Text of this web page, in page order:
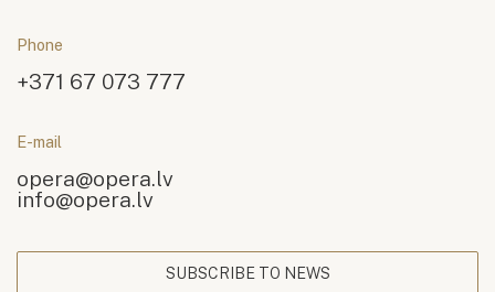
Phone
+371 67 073 777
E-mail
opera@opera.lv
info@opera.lv
SUBSCRIBE TO NEWS